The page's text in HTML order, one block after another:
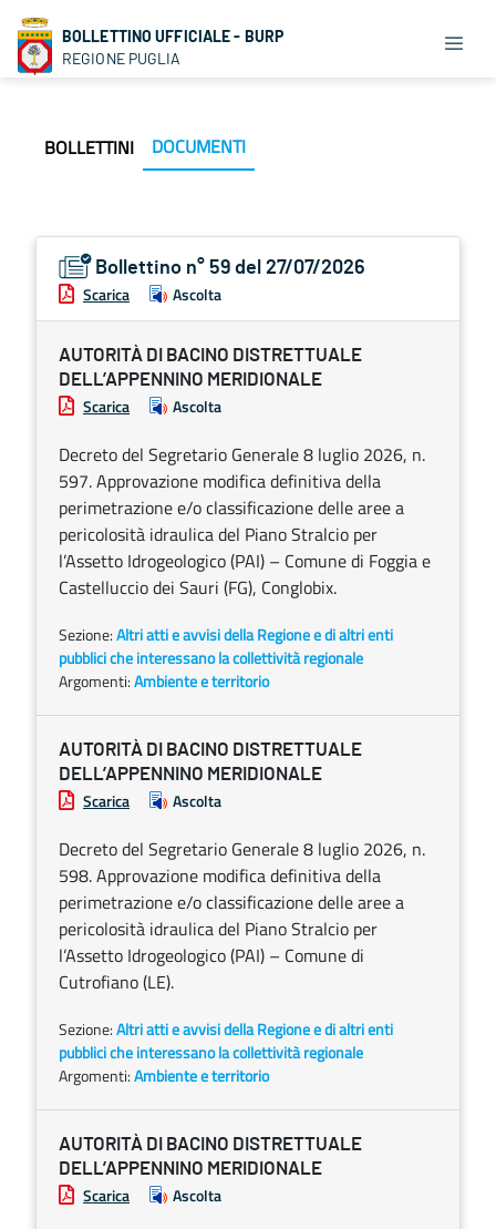
BOLLETTINO UFFICIALE - BURP
REGIONE PUGLIA
BOLLETTINI DOCUMENTI
Bollettino n° 59 del 27/07/2026
Scarica Ascolta
AUTORITÀ DI BACINO DISTRETTUALE
DELL’APPENNINO MERIDIONALE
Scarica Ascolta
Decreto del Segretario Generale 8 luglio 2026, n.
597. Approvazione modifica definitiva della
perimetrazione e/o classificazione delle aree a
pericolosità idraulica del Piano Stralcio per
l’Assetto Idrogeologico (PAI) – Comune di Foggia e
Castelluccio dei Sauri (FG), Conglobix.
Sezione:Altri atti e avvisi della Regione e di altri enti
pubblici che interessano la collettività regionale
Argomenti:Ambiente e territorio
AUTORITÀ DI BACINO DISTRETTUALE
DELL’APPENNINO MERIDIONALE
Scarica Ascolta
Decreto del Segretario Generale 8 luglio 2026, n.
598. Approvazione modifica definitiva della
perimetrazione e/o classificazione delle aree a
pericolosità idraulica del Piano Stralcio per
l’Assetto Idrogeologico (PAI) – Comune di
Cutrofiano (LE).
Sezione:Altri atti e avvisi della Regione e di altri enti
pubblici che interessano la collettività regionale
Argomenti:Ambiente e territorio
AUTORITÀ DI BACINO DISTRETTUALE
DELL’APPENNINO MERIDIONALE
Scarica Ascolta